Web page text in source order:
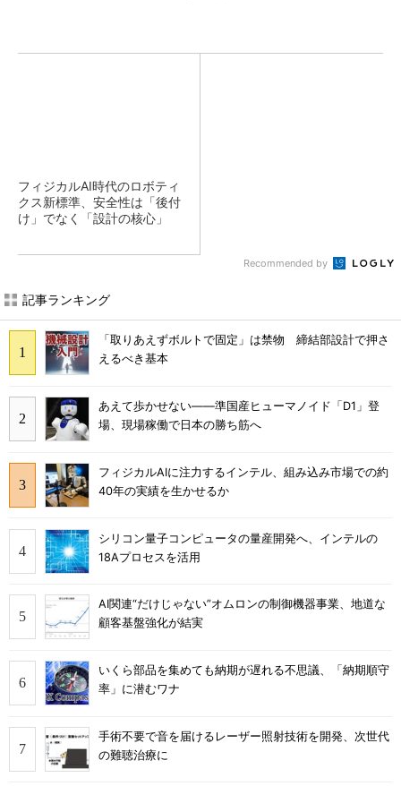
フィジカルAI時代のロボティ
クス新標準、安全性は「後付
け」でなく「設計の核心」
Recommended by
記事ランキング
「取りあえずボルトで固定」は禁物 締結部設計で押さ
えるべき基本
あえて歩かせない――準国産ヒューマノイド「D1」登
場、現場稼働で日本の勝ち筋へ
フィジカルAIに注力するインテル、組み込み市場での約
40年の実績を生かせるか
シリコン量子コンピュータの量産開発へ、インテルの
18Aプロセスを活用
AI関連“だけじゃない”オムロンの制御機器事業、地道な
顧客基盤強化が結実
いくら部品を集めても納期が遅れる不思議、「納期順守
率」に潜むワナ
手術不要で音を届けるレーザー照射技術を開発、次世代
の難聴治療に